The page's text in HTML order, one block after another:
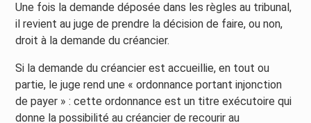
Une fois la demande déposée dans les règles au tribunal,
il revient au juge de prendre la décision de faire, ou non,
droit à la demande du créancier.
Si la demande du créancier est accueillie, en tout ou
partie, le juge rend une « ordonnance portant injonction
de payer » : cette ordonnance est un titre exécutoire qui
donne la possibilité au créancier de recourir au